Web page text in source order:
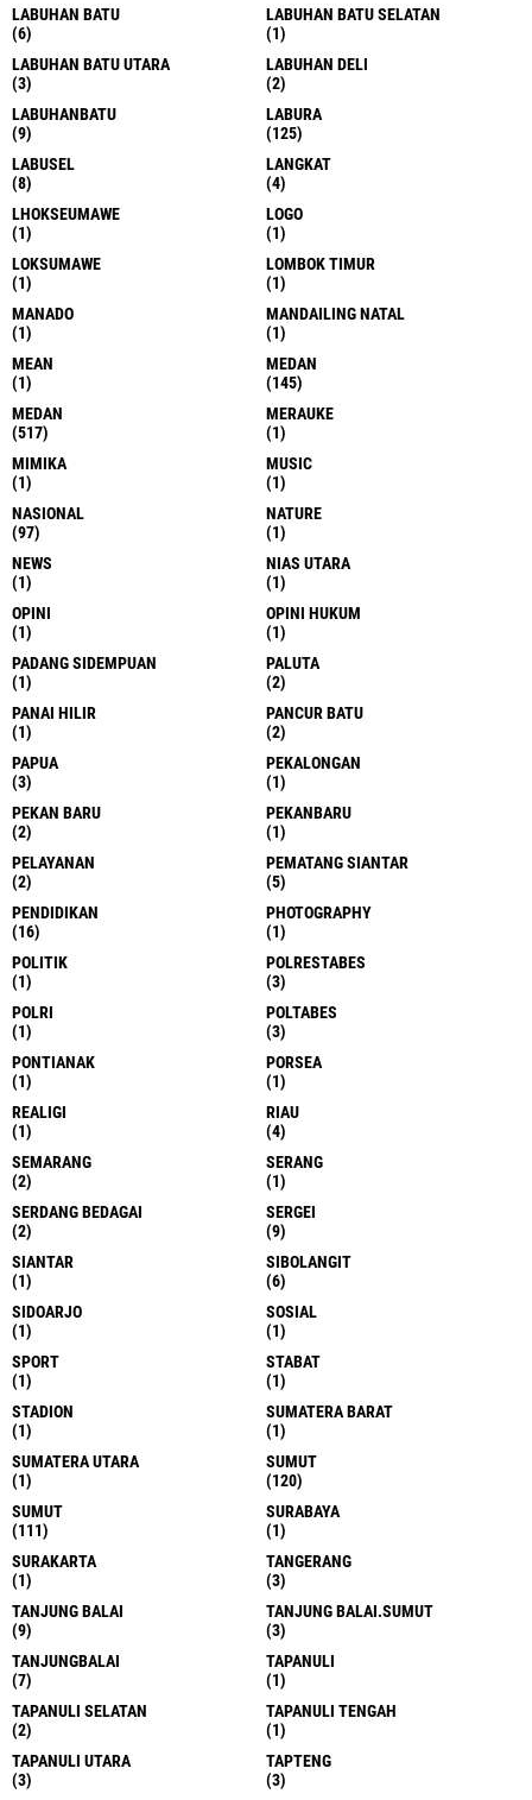
LABUHAN BATU
(6)
LABUHAN BATU SELATAN
(1)
LABUHAN BATU UTARA
(3)
LABUHAN DELI
(2)
LABUHANBATU
(9)
LABURA
(125)
LABUSEL
(8)
LANGKAT
(4)
LHOKSEUMAWE
(1)
LOGO
(1)
LOKSUMAWE
(1)
LOMBOK TIMUR
(1)
MANADO
(1)
MANDAILING NATAL
(1)
MEAN
(1)
MEDAN
(145)
MEDAN
(517)
MERAUKE
(1)
MIMIKA
(1)
MUSIC
(1)
NASIONAL
(97)
NATURE
(1)
NEWS
(1)
NIAS UTARA
(1)
OPINI
(1)
OPINI HUKUM
(1)
PADANG SIDEMPUAN
(1)
PALUTA
(2)
PANAI HILIR
(1)
PANCUR BATU
(2)
PAPUA
(3)
PEKALONGAN
(1)
PEKAN BARU
(2)
PEKANBARU
(1)
PELAYANAN
(2)
PEMATANG SIANTAR
(5)
PENDIDIKAN
(16)
PHOTOGRAPHY
(1)
POLITIK
(1)
POLRESTABES
(3)
POLRI
(1)
POLTABES
(3)
PONTIANAK
(1)
PORSEA
(1)
REALIGI
(1)
RIAU
(4)
SEMARANG
(2)
SERANG
(1)
SERDANG BEDAGAI
(2)
SERGEI
(9)
SIANTAR
(1)
SIBOLANGIT
(6)
SIDOARJO
(1)
SOSIAL
(1)
SPORT
(1)
STABAT
(1)
STADION
(1)
SUMATERA BARAT
(1)
SUMATERA UTARA
(1)
SUMUT
(120)
SUMUT
(111)
SURABAYA
(1)
SURAKARTA
(1)
TANGERANG
(3)
TANJUNG BALAI
(9)
TANJUNG BALAI.SUMUT
(3)
TANJUNGBALAI
(7)
TAPANULI
(1)
TAPANULI SELATAN
(2)
TAPANULI TENGAH
(1)
TAPANULI UTARA
(3)
TAPTENG
(3)